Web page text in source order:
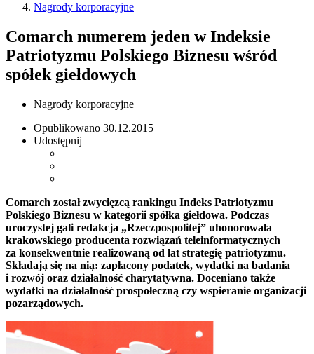
Nagrody korporacyjne
Comarch numerem jeden w Indeksie
Patriotyzmu Polskiego Biznesu wśród
spółek giełdowych
Nagrody korporacyjne
Opublikowano 30.12.2015
Udostępnij
Comarch został zwycięzcą rankingu Indeks Patriotyzmu
Polskiego Biznesu w kategorii spółka giełdowa. Podczas
uroczystej gali redakcja „Rzeczpospolitej” uhonorowała
krakowskiego producenta rozwiązań teleinformatycznych
za konsekwentnie realizowaną od lat strategię patriotyzmu.
Składają się na nią: zapłacony podatek, wydatki na badania
i rozwój oraz działalność charytatywna. Doceniano także
wydatki na działalność prospołeczną czy wspieranie organizacji
pozarządowych.